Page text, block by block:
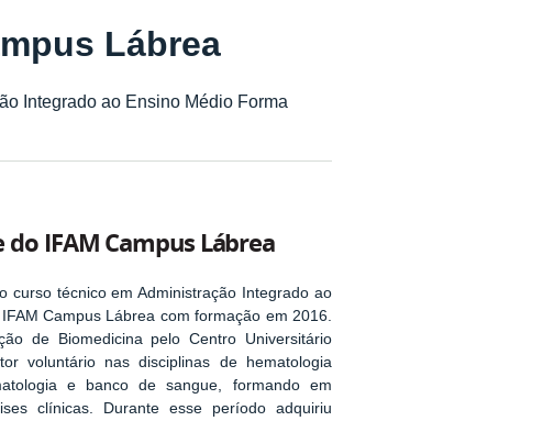
Lábrea
Integrado ao Ensino Médio Forma
do IFAM Campus Lábrea
curso técnico em Administração Integrado ao
Campus Lábrea com formação em 2016.
de Biomedicina pelo Centro Universitário
voluntário nas disciplinas de hematologia
e banco de sangue, formando em
clínicas. Durante esse período adquiriu